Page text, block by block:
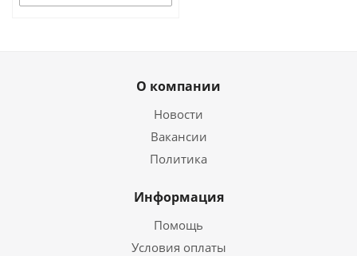
О компании
Новости
Вакансии
Политика
Информация
Помощь
Условия оплаты